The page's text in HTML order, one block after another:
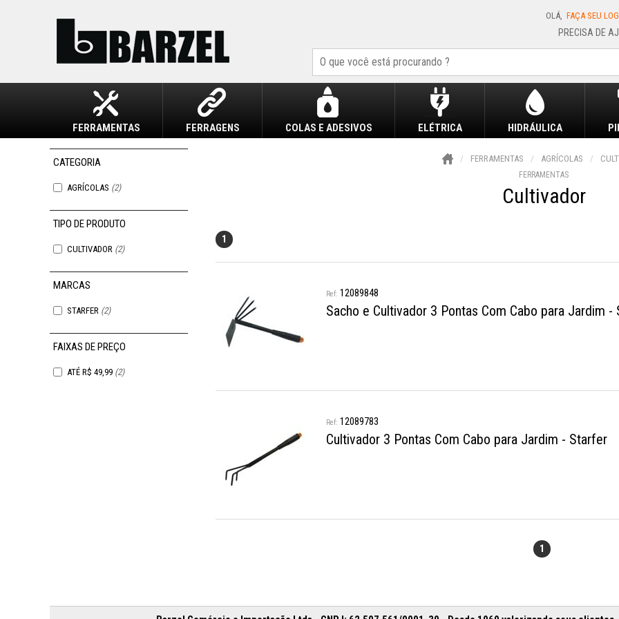
OLÁ, FAÇA SEU
FERRAMENTAS FERRAGENS COLAS E ADESIVOS ELÉTRICA HIDRÁULICA
AGRÍCOLAS (2)
CULTIVADOR (2)
STARFER (2)
FAIXAS DE PREÇO
ATÉ R$ 49,99 (2)
FERRAMENTAS AGRÍCOLAS
FERRAMENTAS
Cultivador
1
12089848
Sacho e Cultivador 3 Pontas Com Cabo para Jardim -
12089783
Cultivador 3 Pontas Com Cabo para Jardim - Starfer
1